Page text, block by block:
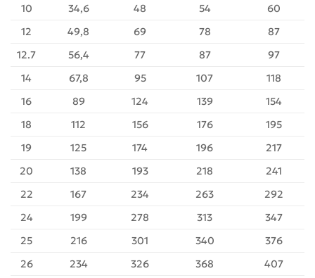
10
34,6 48 54
60
12
49,8 69 78
87
12.7
56,4 77 87
97
14
67,8 95 107
118
16
89 124 139
154
18
112 156 176
195
19
125 174 196
217
20
138 193 218
241
22
167 234 263
292
24
199 278 313
347
25
216 301 340
376
26
234 326 368
407